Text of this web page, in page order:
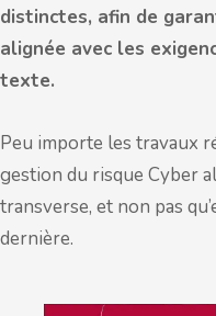
distinctes, afin de
alignée avec les
texte.
Peu importe les travaux
gestion du risque Cyber
transverse, et non pas
dernière.